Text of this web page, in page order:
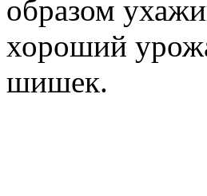
образом
хороший
шишек.